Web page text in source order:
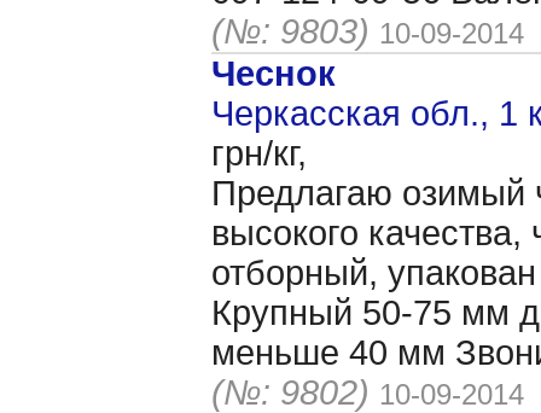
(№: 9803) 10-09-2014
Чеснок
Черкасская обл., 1
грн/кг,
Предлагаю озимый
высокого качества,
отборный, упакован
Крупный 50-75 мм
меньше 40 мм
(№: 9802) 10-09-2014